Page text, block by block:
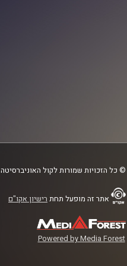
© כל הזכויות שמורות לקול האוניברסיטה
אתר זה מופעל תחת רישיון אקו"ם
Powered by Media Forest